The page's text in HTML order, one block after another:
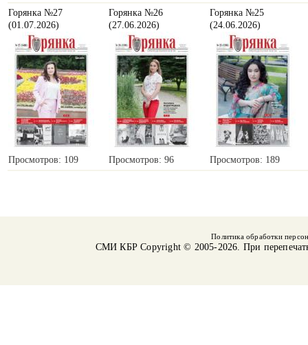
Горянка №27
(01.07.2026)
Просмотров: 109
Горянка №26
(27.06.2026)
Просмотров: 96
Горянка №25
(24.06.2026)
Просмотров: 189
Политика обработки
СМИ КБРCopyright © 2005-2026. При